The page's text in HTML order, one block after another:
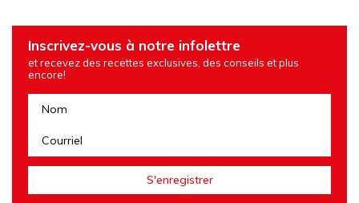
Inscrivez-vous à notre infolettre
et recevez des recettes exclusives, des conseils et plus
encore!